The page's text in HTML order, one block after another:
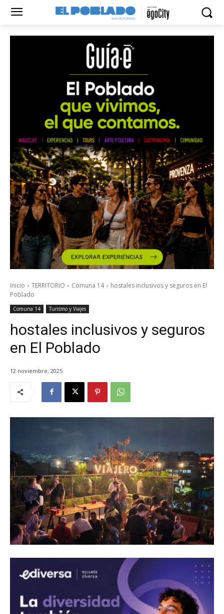
Inicio TERRITORIO Comuna 14
hostales inclusivos y seguros en El
Poblado
Comuna 14 Turismo y Viajes
hostales inclusivos y seguros
en El Poblado
12 noviembre, 2025